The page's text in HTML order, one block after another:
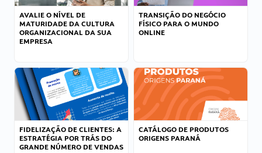
AVALIE O NÍVEL DE
MATURIDADE DA CULTURA
ORGANIZACIONAL DA SUA
EMPRESA
TRANSIÇÃO DO NEGÓCIO
FÍSICO PARA O MUNDO
ONLINE
FIDELIZAÇÃO DE CLIENTES: A
ESTRATÉGIA POR TRÁS DO
GRANDE NÚMERO DE VENDAS
CATÁLOGO DE PRODUTOS
ORIGENS PARANÁ